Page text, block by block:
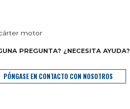
motor
PREGUNTA? ¿NECESITA AYUDA?
PÓNGASE EN CONTACTO CON NOSOTROS